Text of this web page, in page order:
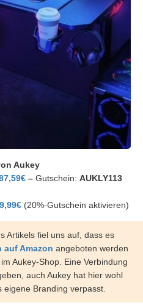
Aukey
– Gutschein: AUKLY113
(20%-Gutschein aktivieren)
Artikels fiel uns auf, dass es
auf Amazon angeboten werden
Aukey-Shop. Eine Verbindung
auch Aukey hat hier wohl
Branding verpasst.